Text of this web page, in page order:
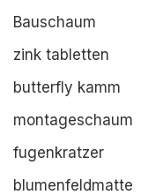
Bauschaum
zink tabletten
butterfly kamm
montageschaum
fugenkratzer
blumenfeldmatte